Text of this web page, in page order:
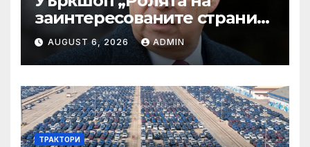
заинтересованите страни
във външното осигуряване
на качеството“
AUGUST 6, 2026 ADMIN
ТРАКТОРИ